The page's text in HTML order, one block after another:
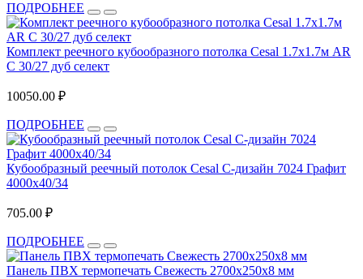
ПОДРОБНЕЕ
Комплект реечного кубообразного потолка Cesal 1.7х1.7м AR
C 30/27 дуб селект
10050.00 ₽
ПОДРОБНЕЕ
Кубообразный реечный потолок Cesal C-дизайн 7024 Графит
4000х40/34
705.00 ₽
ПОДРОБНЕЕ
Панель ПВХ термопечать Свежесть 2700x250x8 мм